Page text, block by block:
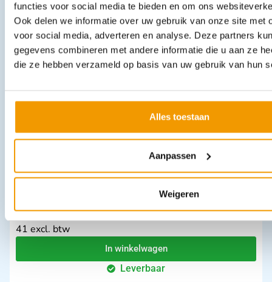
functies voor social media te bieden en om ons
Ook delen we informatie over uw gebruik van onze site met
voor social media, adverteren en analyse. Deze partners
gegevens combineren met andere informatie die u aan ze
die ze hebben verzameld op basis van uw gebruik van hun
Alles toestaan
Aanpassen
Weigeren
Headbed II Laerdal disposable nek- hoofdimmobilisatiesysteem
€13,63 incl. btw
12.5 excl. btw
In winkelwagen
41 excl. btw
In winkelwagen
Leverbaar